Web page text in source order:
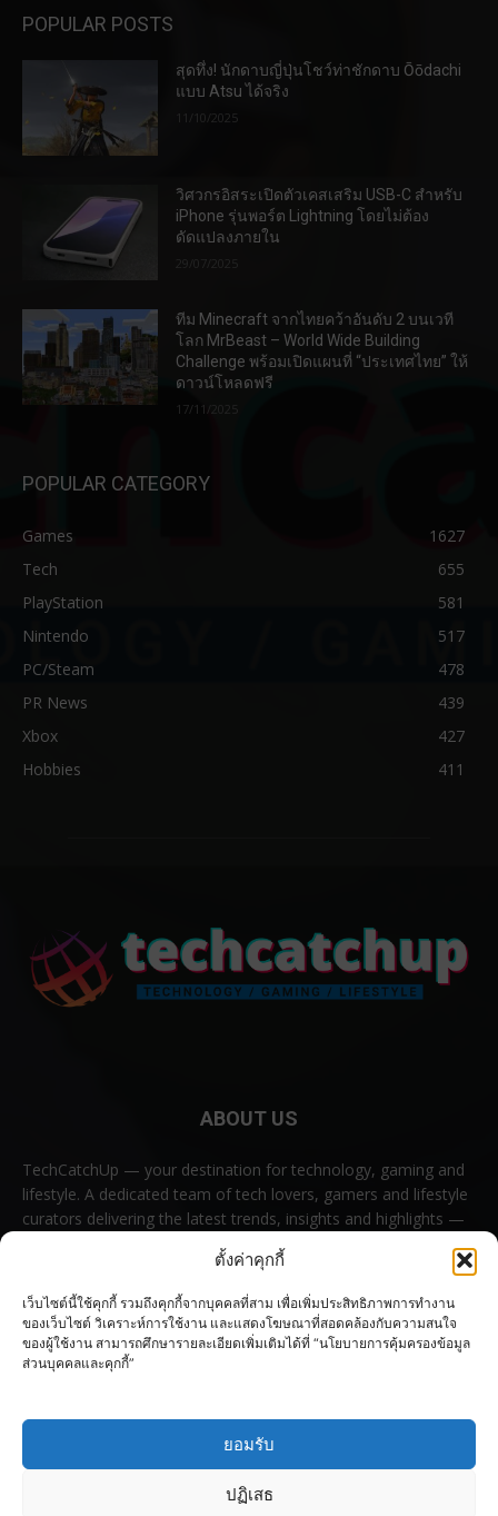
ตั้งค่าคุกกี้
เว็บไซต์นี้ใช้คุกกี้ รวมถึงคุกกี้จากบุคคลที่สาม เพื่อเพิ่มประสิทธิภาพการทำงาน
ของเว็บไซต์ วิเคราะห์การใช้งาน และแสดงโฆษณาที่สอดคล้องกับความสนใจ
ของผู้ใช้งาน สามารถศึกษารายละเอียดเพิ่มเติมได้ที่ “นโยบายการคุ้มครองข้อมูล
ส่วนบุคคลและคุกกี้”
ยอมรับ
ปฏิเสธ
POPULAR POSTS
สุดทึ่ง! นักดาบญี่ปุ่นโชว์ท่าชักดาบ Ōōdachi
แบบ Atsu ได้จริง
11/10/2025
วิศวกรอิสระเปิดตัวเคสเสริม USB-C สำหรับ
iPhone รุ่นพอร์ต Lightning โดยไม่ต้อง
ดัดแปลงภายใน
ทีม Minecraft จากไทยคว้าอันดับ 2 บนเวที
โลก MrBeast – World Wide Building
Challenge พร้อมเปิดแผนที่ “ประเทศไทย” ให้
ดาวน์โหลดฟรี
17/11/2025
POPULAR CATEGORY
Games
1627
Tech
655
PlayStation
581
Nintendo
517
PC/Steam
478
PR News
439
Xbox
427
Hobbies
411
ABOUT US
TechCatchUp — your destination for technology, gaming and
lifestyle. A dedicated team of tech lovers, gamers and lifestyle
curators delivering the latest trends, insights and highlights —
Contact us: contact@techcatchup.net